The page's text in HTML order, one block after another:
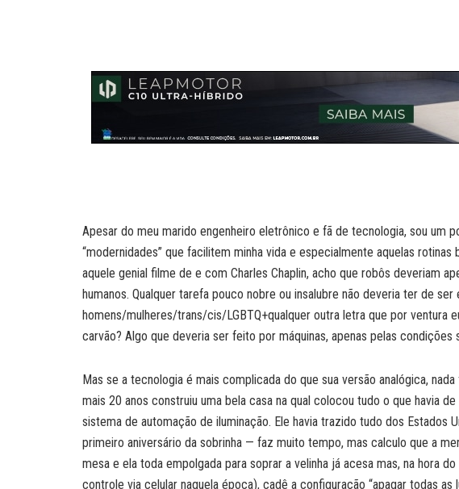
p
p
I
n
o
k
n
k
Apesar do meu marido engenheiro eletrônico e fã de tecnologia, sou um
“modernidades” que facilitem minha vida e especialmente aquelas rotinas
aquele genial filme de e com Charles Chaplin, acho que robôs deveriam
humanos. Qualquer tarefa pouco nobre ou insalubre não deveria ter de
homens/mulheres/trans/cis/LGBTQ+qualquer outra letra que por ventura
carvão? Algo que deveria ser feito por máquinas, apenas pelas condições
Mas se a tecnologia é mais complicada do que sua versão analógica,
mais 20 anos construiu uma bela casa na qual colocou tudo o que havia
sistema de automação de iluminação. Ele havia trazido tudo dos Estados
primeiro aniversário da sobrinha — faz muito tempo, mas calculo que a
mesa e ela toda empolgada para soprar a velinha já acesa mas, na hora
controle via celular naquela época), cadê a configuração “apagar todas